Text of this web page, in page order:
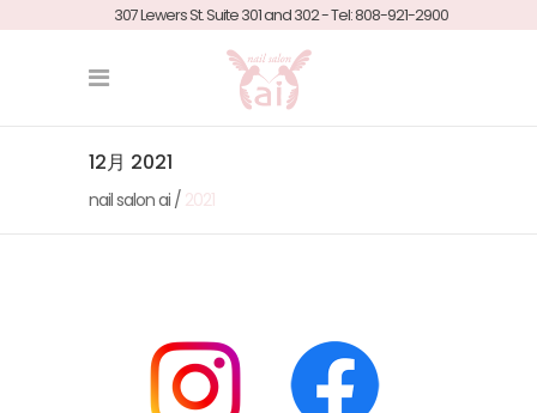
307 Lewers St. Suite 301 and 302 - Tel: 808-921-2900
12月 2021
nail salon ai / 2021